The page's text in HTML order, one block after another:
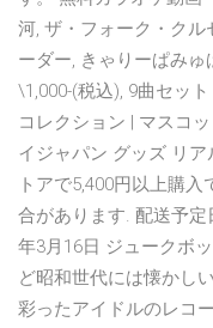
河, ザ・フォーク・ク
ーダー, きゃりーぱみゅ
\1,000-(税込), 9曲セッ
コレクション | マスコ
イジャパン グッズ リ
トアで5,400円以上購
合があります. 配送予
年3月16日 ジュークボ
ど昭和世代には懐かし
彩ったアイドルのレコ